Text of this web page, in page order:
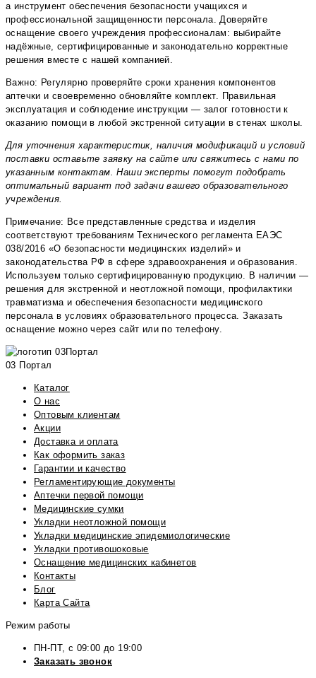
а инструмент обеспечения безопасности учащихся и
профессиональной защищенности персонала. Доверяйте
оснащение своего учреждения профессионалам: выбирайте
надёжные, сертифицированные и законодательно корректные
решения вместе с нашей компанией.
Важно: Регулярно проверяйте сроки хранения компонентов
аптечки и своевременно обновляйте комплект. Правильная
эксплуатация и соблюдение инструкции — залог готовности к
оказанию помощи в любой экстренной ситуации в стенах школы.
Для уточнения характеристик, наличия модификаций и условий
поставки оставьте заявку на сайте или свяжитесь с нами по
указанным контактам. Наши эксперты помогут подобрать
оптимальный вариант под задачи вашего образовательного
учреждения.
Примечание: Все представленные средства и изделия
соответствуют требованиям Технического регламента ЕАЭС
038/2016 «О безопасности медицинских изделий» и
законодательства РФ в сфере здравоохранения и образования.
Используем только сертифицированную продукцию. В наличии —
решения для экстренной и неотложной помощи, профилактики
травматизма и обеспечения безопасности медицинского
персонала в условиях образовательного процесса. Заказать
оснащение можно через сайт или по телефону.
03 Портал
Каталог
О нас
Оптовым клиентам
Акции
Доставка и оплата
Как оформить заказ
Гарантии и качество
Регламентирующие документы
Аптечки первой помощи
Медицинские сумки
Укладки неотложной помощи
Укладки медицинские эпидемиологические
Укладки противошоковые
Оснащение медицинских кабинетов
Контакты
Блог
Карта Сайта
Режим работы
ПН-ПТ, с 09:00 до 19:00
Заказать звонок